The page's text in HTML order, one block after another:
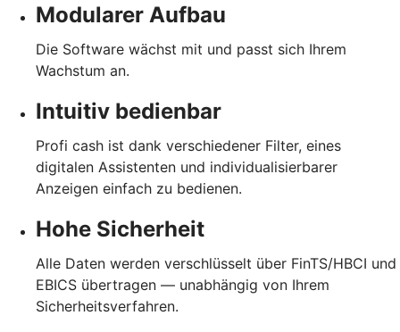
Modularer Aufbau
Die Software wächst mit und passt sich Ihrem
Wachstum an.
Intuitiv bedienbar
Profi cash ist dank verschiedener Filter, eines
digitalen Assistenten und individualisierbarer
Anzeigen einfach zu bedienen.
Hohe Sicherheit
Alle Daten werden verschlüsselt über FinTS/HBCI und
EBICS übertragen — unabhängig von Ihrem
Sicherheitsverfahren.